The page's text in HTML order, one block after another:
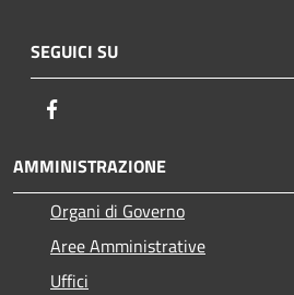
SEGUICI SU
AMMINISTRAZIONE
Organi di Governo
Aree Amministrative
Uffici